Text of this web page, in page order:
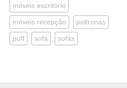
móveis escritório
móveis recepção poltronas
puff sofá sofás